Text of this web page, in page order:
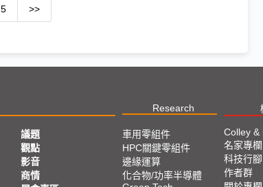
5 >>
Research
議題
觀點
影音
商情
車用零組件
HPC關鍵零組件
邊緣運算
化合物/功率半導體
Colley &
名家專欄
科技行腳
作者群